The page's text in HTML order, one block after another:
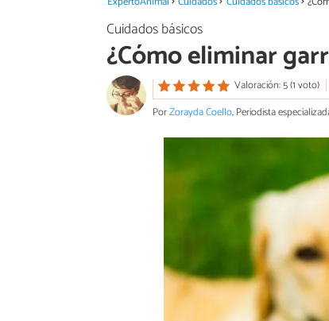
Cuidados básicos
¿Cómo eliminar
Valoración: 5 (1 voto)
PorZorayda Coello, Periodista